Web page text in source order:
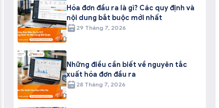
Hóa đơn đầu ra là gì? Các quy định và
nội dung bắt buộc mới nhất
29 Tháng 7, 2026
Những điều cần biết về nguyên tắc
xuất hóa đơn đầu ra
28 Tháng 7, 2026